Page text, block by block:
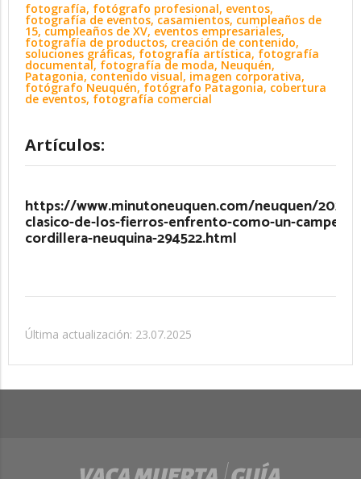
fotografía, fotógrafo profesional, eventos,
fotografía de eventos, casamientos, cumpleaños de
15, cumpleaños de XV, eventos empresariales,
fotografía de productos, creación de contenido,
soluciones gráficas, fotografía artística, fotografía
documental, fotografía de moda, Neuquén,
Patagonia, contenido visual, imagen corporativa,
fotógrafo Neuquén, fotógrafo Patagonia, cobertura
de eventos, fotografía comercial
Artículos:
https://www.minutoneuquen.com/neuquen/2021/
clasico-de-los-fierros-enfrento-como-un-
cordillera-neuquina-294522.html
Última actualización: 23.07.2025